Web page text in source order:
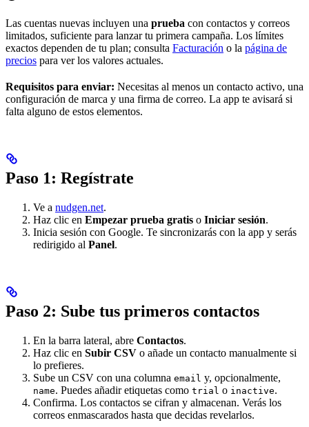
Las cuentas nuevas incluyen una prueba con contactos y correos
limitados, suficiente para lanzar tu primera campaña. Los límites
exactos dependen de tu plan; consulta Facturación o la página de
precios para ver los valores actuales.
Requisitos para enviar: Necesitas al menos un contacto activo, una
configuración de marca y una firma de correo. La app te avisará si
falta alguno de estos elementos.
Paso 1: Regístrate
Ve a nudgen.net.
Haz clic en Empezar prueba gratis o Iniciar sesión.
Inicia sesión con Google. Te sincronizarás con la app y serás
redirigido al Panel.
Paso 2: Sube tus primeros contactos
En la barra lateral, abre Contactos.
Haz clic en Subir CSV o añade un contacto manualmente si
lo prefieres.
Sube un CSV con una columna email y, opcionalmente,
name. Puedes añadir etiquetas como trial o inactive.
Confirma. Los contactos se cifran y almacenan. Verás los
correos enmascarados hasta que decidas revelarlos.